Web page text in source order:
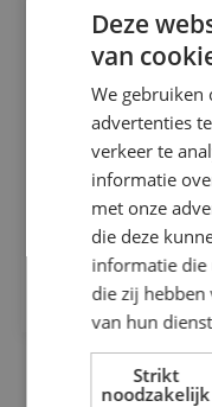
Staf
Beveiligingstechniek
Sprundel
Ontwerpen,
projectengineer
verschil.
Deze
van
We gebruiken
advertenties
verkeer te
informatie
met onze
die deze
informatie die
die zij
van hun
Strikt
noodzakelijk